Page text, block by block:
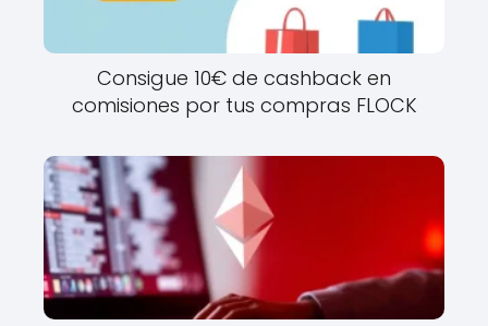
Consigue 10€ de cashback en
comisiones por tus compras FLOCK